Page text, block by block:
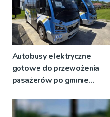
Autobusy elektryczne
gotowe do przewożenia
pasażerów po gminie